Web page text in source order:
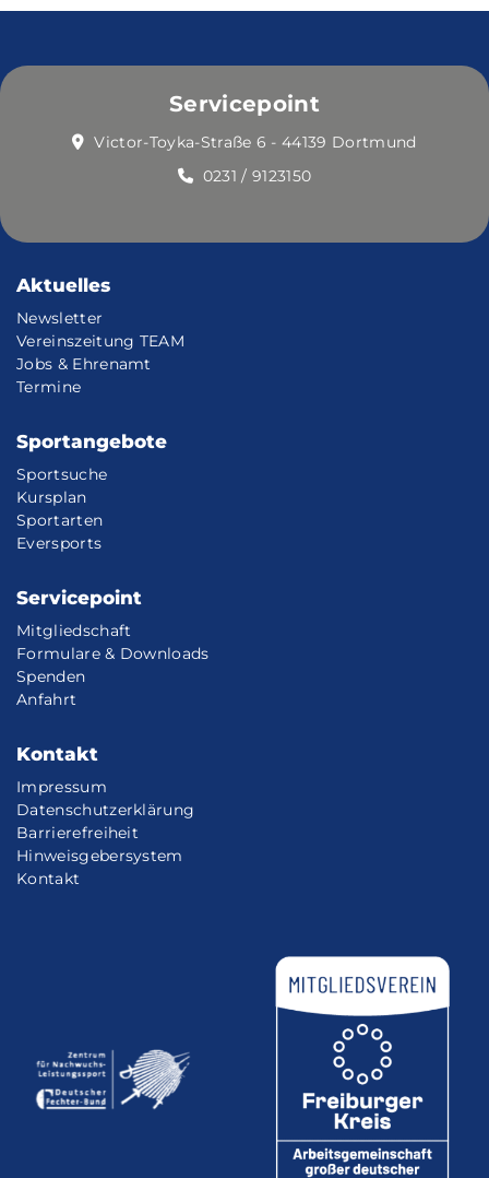
Servicepoint
Victor-Toyka-Straße 6 - 44139 Dortmund
0231 / 9123150
Aktuelles
Newsletter
Vereinszeitung TEAM
Jobs & Ehrenamt
Termine
Sportangebote
Sportsuche
Kursplan
Sportarten
Eversports
Servicepoint
Mitgliedschaft
Formulare & Downloads
Spenden
Anfahrt
Kontakt
Impressum
Datenschutzerklärung
Barrierefreiheit
Hinweisgebersystem
Kontakt